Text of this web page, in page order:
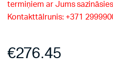
termiņiem ar Jums
Kontakttālrunis: +371
€276.45